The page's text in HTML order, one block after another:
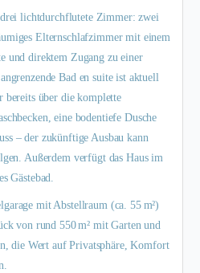
lichtdurchflutete Zimmer: zwei
Elternschlafzimmer mit einem
und direktem Zugang zu einer
Bad en suite ist aktuell
bereits über die komplette
eine bodentiefe Dusche
– der zukünftige Ausbau kann
Außerdem verfügt das Haus im
Gästebad.
mit Abstellraum (ca. 55 m²)
von rund 550 m² mit Garten und
die Wert auf Privatsphäre, Komfort